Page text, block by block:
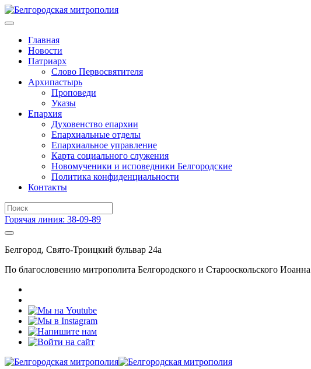
Главная
Новости
Патриарх
Слово Первосвятителя
Архипастырь
Проповеди
Указы
Епархия
Духовенство епархии
Епархиальные отделы
Епархиальное управление
Карта социального служения
Новомученики и исповедники Белгородские
Политика конфиденциальности
Контакты
Горячая линия: 38-09-89
Белгород, Свято-Троицкий бульвар 24а
По благословению митрополита Белгородского и Старооскольского Иоанна